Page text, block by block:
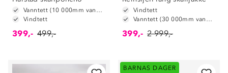
Vanntett (10 000mm vannsøyle)
Vindtett
399,- 499,-
Vindtett
Vanntett (30 000mm vannsøyle)
399,- 2 999,-
BARNAS DAGER